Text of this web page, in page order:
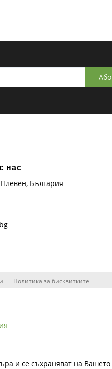
нас
България
Политика за бисквитките
и се съхраняват на